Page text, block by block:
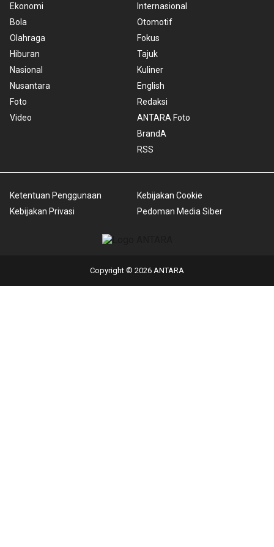
Ekonomi
Bola
Olahraga
Hiburan
Nasional
Nusantara
Foto
Video
Internasional
Otomotif
Fokus
Tajuk
Kuliner
English
Redaksi
ANTARA Foto
BrandA
RSS
Ketentuan Penggunaan
Kebijakan Privasi
Kebijakan Cookie
Pedoman Media Siber
Copyright © 2026 ANTARA